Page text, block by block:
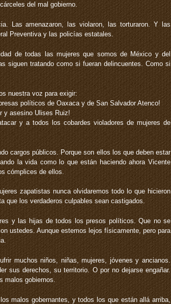
del mal gobierno.
Las amenazaron, las violaron, las torturaron. Y las
Preventiva y las policías estatales.
de todas las mujeres que somos de México y del
siguen tratando como si fueran delincuentes. Como si
nuestra voz para exigir:
políticos de Oaxaca y de San Salvador Atenco!
y asesino Ulises Ruiz!
y a todos los cobardes violadores de mujeres de
cargos públicos. Porque son ellos los que deben estar
la vida como lo que están haciendo ahora Vicente
cómplices de ellos.
zapatistas nunca olvidaremos todo lo que hicieron
que los verdaderos culpables sean castigados.
y las hijas de todos los presos políticos. Que no se
ustedes. Aunque estemos lejos físicamente, pero para
muchos niños, niñas, mujeres, jóvenes y ancianos.
sus derechos, su territorio. O por no dejarse engañar.
malos gobiernos.
malos gobernantes, y todos los que están allá arriba,